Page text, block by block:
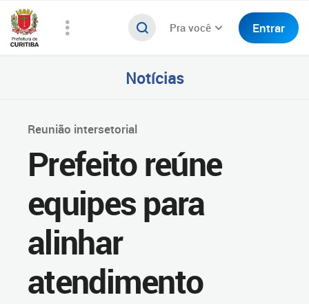
Pra você Entrar
Notícias
Reunião intersetorial
Prefeito reúne
equipes para
alinhar
atendimento